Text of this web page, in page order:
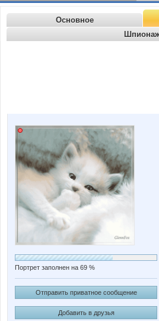
Основное
Портрет заполнен на 69 %
Отправить приватное сообщение
Добавить в друзья